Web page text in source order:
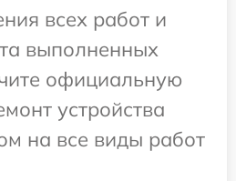
всех работ и
выполненных
официальную
устройства
на все виды работ